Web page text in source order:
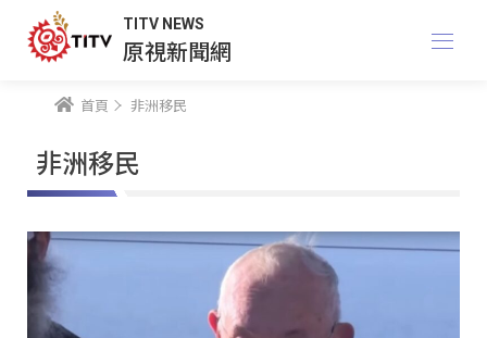
TITV NEWS
原視新聞網
首頁 非洲移民
非洲移民